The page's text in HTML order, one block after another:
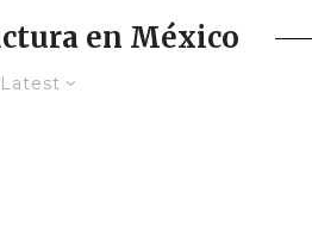
en México
Latest